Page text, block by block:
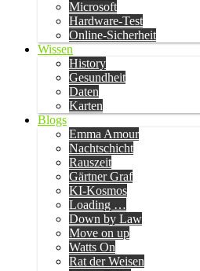
Microsoft
Hardware-Test
Online-Sicherheit
Wissen
History
Gesundheit
Daten
Karten
Blogs
Emma Amour
Nachtschicht
Rauszeit
Gärtner Graf
KI-Kosmos
Loading …
Down by Law
Move on up
Watts On
Rat der Weisen